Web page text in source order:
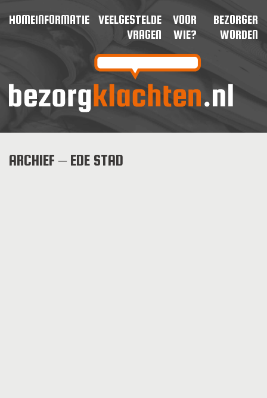
HOMEINFORMATIE
VEELGESTELDE
VRAGEN
VOOR
WIE?
BEZORGER
WORDEN
ARCHIEF – EDE STAD